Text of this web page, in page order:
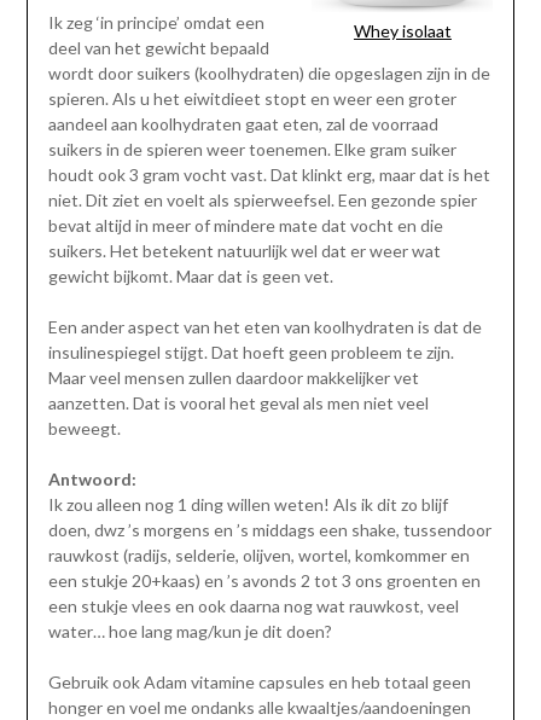
Whey isolaat
Ik zeg ‘in principe’ omdat een
deel van het gewicht bepaald
wordt door suikers (koolhydraten) die opgeslagen zijn in de
spieren. Als u het eiwitdieet stopt en weer een groter
aandeel aan koolhydraten gaat eten, zal de voorraad
suikers in de spieren weer toenemen. Elke gram suiker
houdt ook 3 gram vocht vast. Dat klinkt erg, maar dat is het
niet. Dit ziet en voelt als spierweefsel. Een gezonde spier
bevat altijd in meer of mindere mate dat vocht en die
suikers. Het betekent natuurlijk wel dat er weer wat
gewicht bijkomt. Maar dat is geen vet.
Een ander aspect van het eten van koolhydraten is dat de
insulinespiegel stijgt. Dat hoeft geen probleem te zijn.
Maar veel mensen zullen daardoor makkelijker vet
aanzetten. Dat is vooral het geval als men niet veel
beweegt.
Antwoord:
Ik zou alleen nog 1 ding willen weten! Als ik dit zo blijf
doen, dwz ’s morgens en ’s middags een shake, tussendoor
rauwkost (radijs, selderie, olijven, wortel, komkommer en
een stukje 20+kaas) en ’s avonds 2 tot 3 ons groenten en
een stukje vlees en ook daarna nog wat rauwkost, veel
water… hoe lang mag/kun je dit doen?
Gebruik ook Adam vitamine capsules en heb totaal geen
honger en voel me ondanks alle kwaaltjes/aandoeningen